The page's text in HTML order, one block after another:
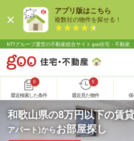
アプリ版はこちら
複数社の物件を探せる！
NTTグループ運営の不動産総合サイト goo住宅・不動産
0
最近検索した条件
0
最近見た物件 保
和歌山県の8万円以下の賃
アパート)からお部屋探し